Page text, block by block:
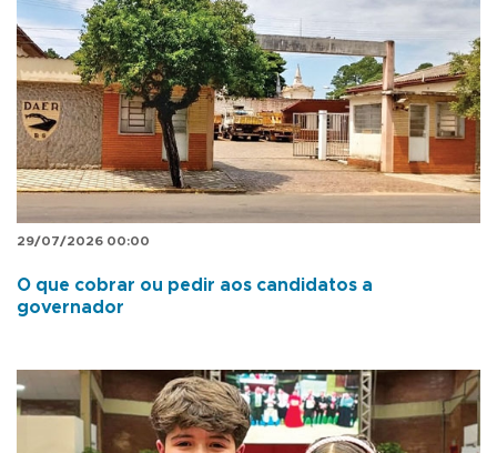
29/07/2026 00:00
O que cobrar ou pedir aos candidatos a
governador